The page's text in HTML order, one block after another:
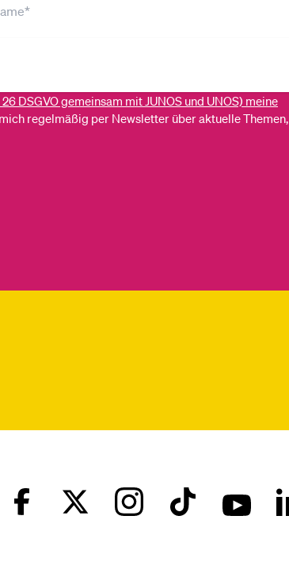
DSGVO gemeinsam mit JUNOS und UNOS) meine
regelmäßig per Newsletter über aktuelle Themen,